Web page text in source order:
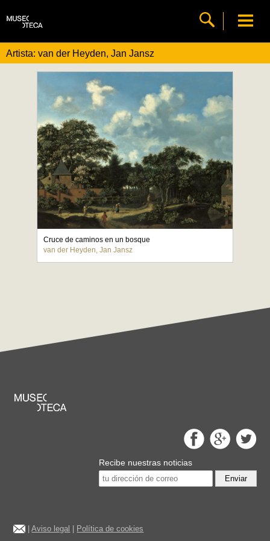
Artista: van der Heyden, Jan Jansz
Cruce de caminos en un bosque
van der Heyden, Jan Jansz
Recibe nuestras noticias
Enviar
|Aviso legal Política de cookies